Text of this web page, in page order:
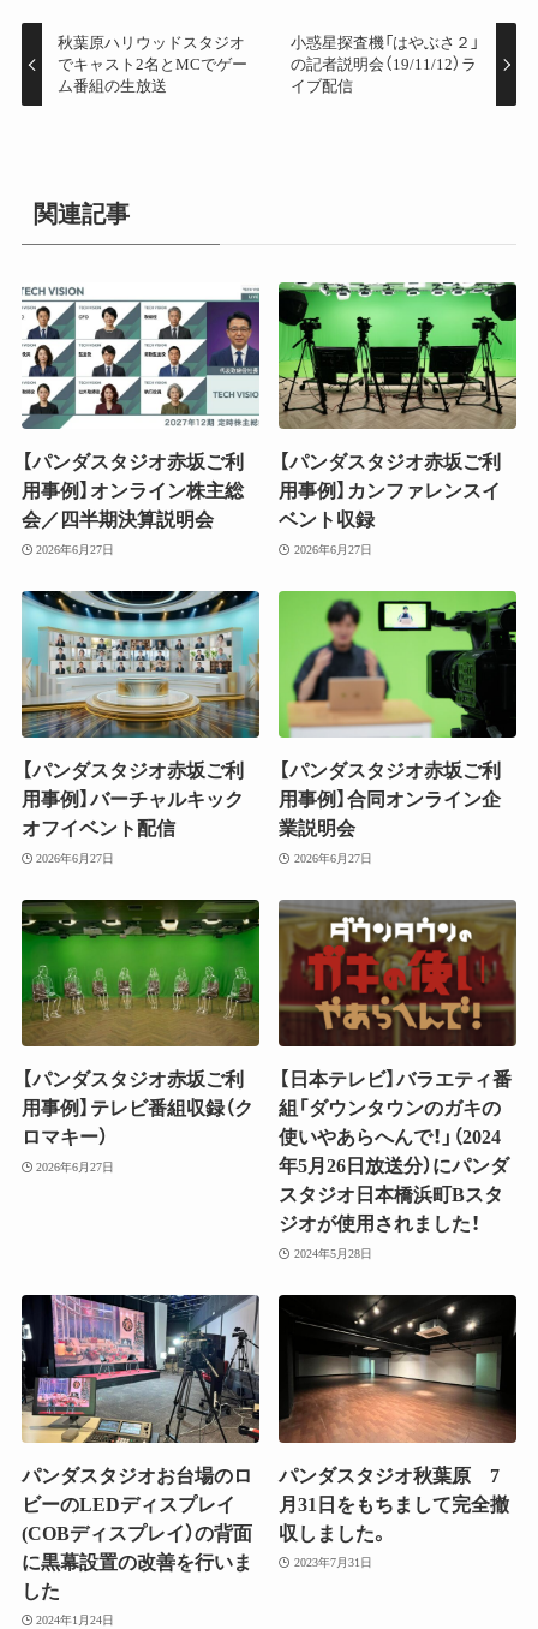
秋葉原ハリウッドスタジオ
でキャスト2名とMCでゲー
ム番組の生放送
小惑星探査機「はやぶさ２」
の記者説明会（19/11/12）ラ
イブ配信
関連記事
【パンダスタジオ赤坂ご利
用事例】オンライン株主総
会／四半期決算説明会
2026年6月27日
【パンダスタジオ赤坂ご利
用事例】カンファレンスイ
ベント収録
2026年6月27日
【パンダスタジオ赤坂ご利
用事例】バーチャルキック
オフイベント配信
2026年6月27日
【パンダスタジオ赤坂ご利
用事例】合同オンライン企
業説明会
2026年6月27日
【パンダスタジオ赤坂ご利
用事例】テレビ番組収録（ク
ロマキー）
2026年6月27日
【日本テレビ】バラエティ番
組「ダウンタウンのガキの
使いやあらへんで！」（2024
年5月26日放送分）にパンダ
スタジオ日本橋浜町Bスタ
ジオが使用されました！
2024年5月28日
パンダスタジオお台場のロ
ビーのLEDディスプレイ
(COBディスプレイ）の背面
に黒幕設置の改善を行いま
した
2024年1月24日
パンダスタジオ秋葉原 7
月31日をもちまして完全撤
収しました。
2023年7月31日